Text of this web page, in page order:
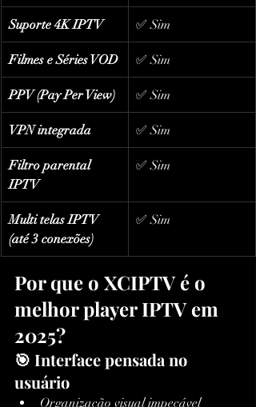
Suporte 4K IPTV ✅ Sim
Filmes e Séries VOD ✅ Sim
PPV (Pay Per View) ✅ Sim
VPN integrada ✅ Sim
Filtro parental
IPTV
✅ Sim
Multi telas IPTV
(até 3 conexões)
✅ Sim
Por que o XCIPTV é o
melhor player IPTV em
2025?
🎯 Interface pensada no
usuário
Organização visual impecável